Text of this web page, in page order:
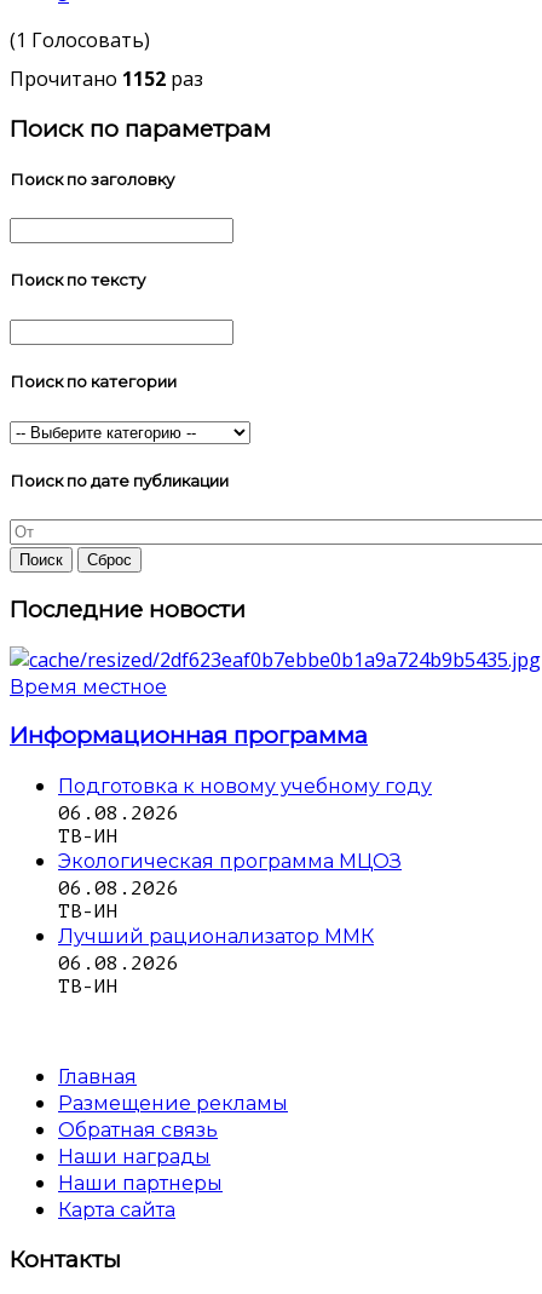
(1 Голосовать)
Прочитано 1152 раз
Поиск по параметрам
Поиск по заголовку
Поиск по тексту
Поиск по категории
Поиск по дате публикации
Последние новости
Время местное
Информационная программа
Подготовка к новому учебному году
06.08.2026
ТВ-ИН
Экологическая программа МЦОЗ
06.08.2026
ТВ-ИН
Лучший рационализатор ММК
06.08.2026
ТВ-ИН
Главная
Размещение рекламы
Обратная связь
Наши награды
Наши партнеры
Карта сайта
Контакты